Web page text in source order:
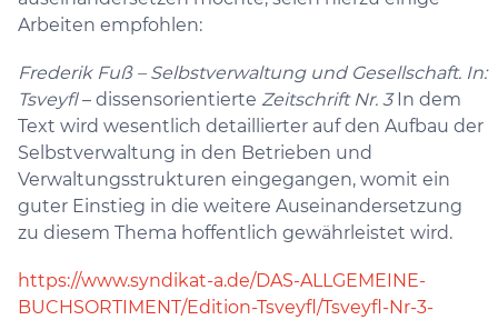
Arbeiten empfohlen:
Frederik Fuß – Selbstverwaltung und Gesellschaft. In:
Tsveyfl– dissensorientierte Zeitschrift Nr. 3In dem
Text wird wesentlich detaillierter auf den Aufbau der
Selbstverwaltung in den Betrieben und
Verwaltungsstrukturen eingegangen, womit ein
guter Einstieg in die weitere Auseinandersetzung
zu diesem Thema hoffentlich gewährleistet wird.
https://www.syndikat-a.de/DAS-ALLGEMEINE-
BUCHSORTIMENT/Edition-Tsveyfl/Tsveyfl-Nr-3-